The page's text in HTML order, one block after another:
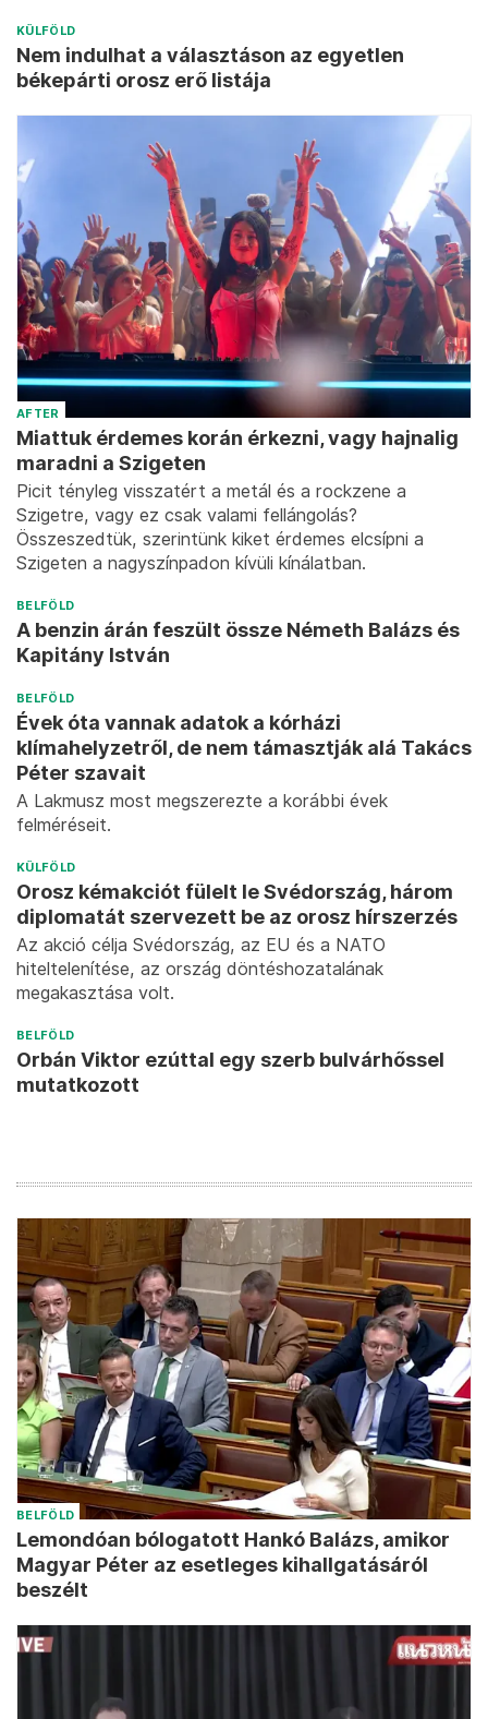
KÜLFÖLD
Nem indulhat a választáson az egyetlen
békepárti orosz erő listája
AFTER
Miattuk érdemes korán érkezni, vagy hajnalig
maradni a Szigeten
Picit tényleg visszatért a metál és a rockzene a
Szigetre, vagy ez csak valami fellángolás?
Összeszedtük, szerintünk kiket érdemes elcsípni a
Szigeten a nagyszínpadon kívüli kínálatban.
BELFÖLD
A benzin árán feszült össze Németh Balázs és
Kapitány István
BELFÖLD
Évek óta vannak adatok a kórházi
klímahelyzetről, de nem támasztják alá Takács
Péter szavait
A Lakmusz most megszerezte a korábbi évek
felméréseit.
KÜLFÖLD
Orosz kémakciót fülelt le Svédország, három
diplomatát szervezett be az orosz hírszerzés
Az akció célja Svédország, az EU és a NATO
hiteltelenítése, az ország döntéshozatalának
megakasztása volt.
BELFÖLD
Orbán Viktor ezúttal egy szerb bulvárhőssel
mutatkozott
BELFÖLD
Lemondóan bólogatott Hankó Balázs, amikor
Magyar Péter az esetleges kihallgatásáról
beszélt